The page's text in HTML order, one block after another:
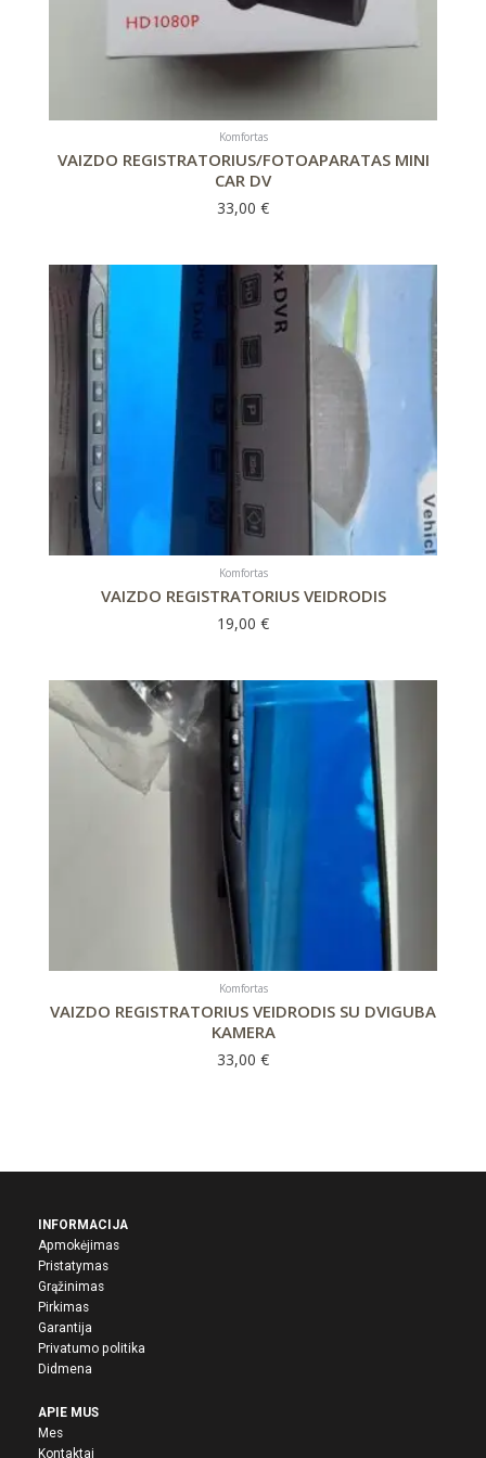
Komfortas
VAIZDO REGISTRATORIUS/FOTOAPARATAS MINI
CAR DV
33,00 €
Komfortas
VAIZDO REGISTRATORIUS VEIDRODIS
19,00 €
Komfortas
VAIZDO REGISTRATORIUS VEIDRODIS SU DVIGUBA
KAMERA
33,00 €
INFORMACIJA
Apmokėjimas
Pristatymas
Grąžinimas
Pirkimas
Garantija
Privatumo politika
Didmena
APIE MUS
Mes
Kontaktai